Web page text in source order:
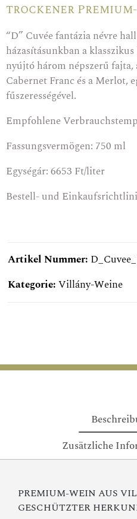
trockener
“D” Cuvée fantázia névre
házasításunkban a
nyújtó három népszerű fajta,
Cabernet Franc és a Merlot,
fűszerességével.
Empfohlene
Fassungsvermögen: 750 ml
Egységár: 6653 Ft/liter
Bestell- und
Artikel Nummer:
Kategorie:Villány-Weine
Zusätzliche
PREMIUM-WEIN AUS
GESCHÜTZTER